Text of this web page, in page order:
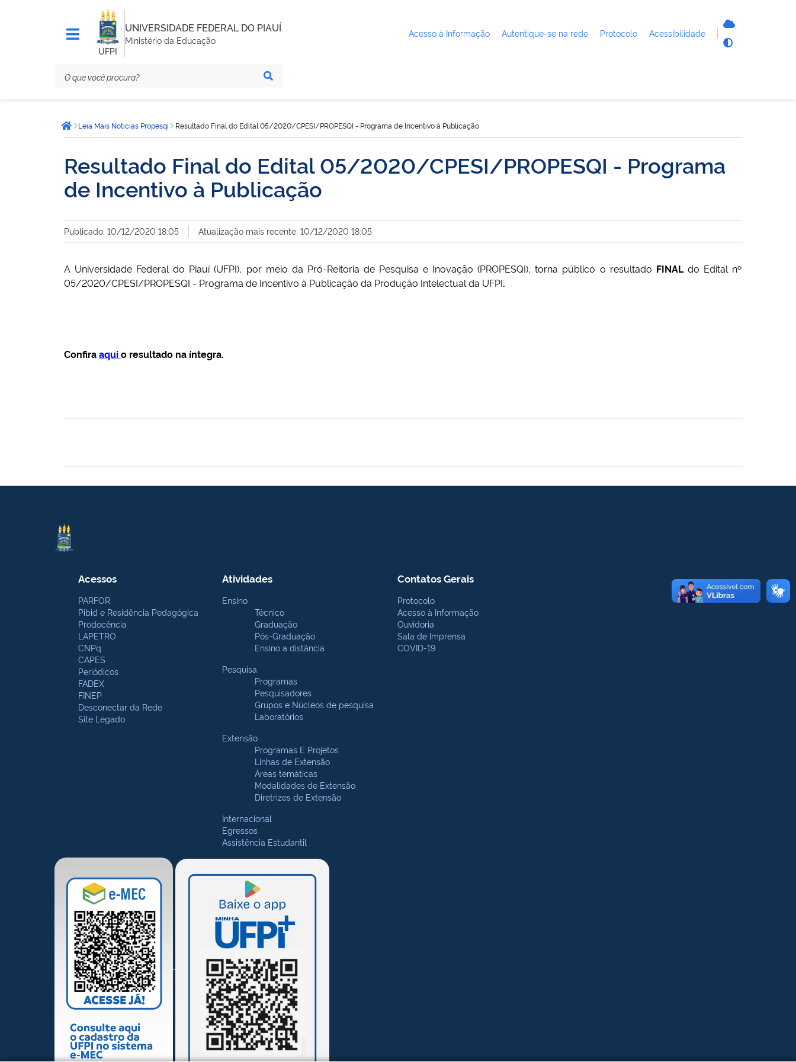
UFPI
UNIVERSIDADE FEDERAL DO PIAUÍ
Ministério da Educação
Acesso à Informação Autentique-se na rede Protocolo Acessibilidade
está
aqui:Página inicial
Leia Mais Noticias Propesqi Resultado Final do Edital 05/2020/CPESI/PROPESQI - Programa de Incentivo à Publicação
Resultado Final do Edital 05/2020/CPESI/PROPESQI - Programa
de Incentivo à Publicação
Publicado: 10/12/2020 18:05 Atualização mais recente: 10/12/2020 18:05
A Universidade Federal do Piauí (UFPI), por meio da Pró-Reitoria de Pesquisa e Inovação (PROPESQI), torna público o resultado FINALdo Edital nº
05/2020/CPESI/PROPESQI - Programa de Incentivo à Publicação da Produção Intelectual da UFPI.
Confiraaquio resultado na íntegra.
Acessos
PARFOR
Pibid e Residência Pedagógica
Prodocência
LAPETRO
CNPq
CAPES
Periódicos
FADEX
FINEP
Desconectar da Rede
Site Legado
Atividades
Ensino
Técnico
Graduação
Pós-Graduação
Ensino a distância
Pesquisa
Programas
Pesquisadores
Grupos e Núcleos de pesquisa
Laboratórios
Extensão
Programas E Projetos
Linhas de Extensão
Áreas temáticas
Modalidades de Extensão
Diretrizes de Extensão
Internacional
Egressos
Assistência Estudantil
Contatos Gerais
Protocolo
Acesso à Informação
Ouvidoria
Sala de Imprensa
COVID-19